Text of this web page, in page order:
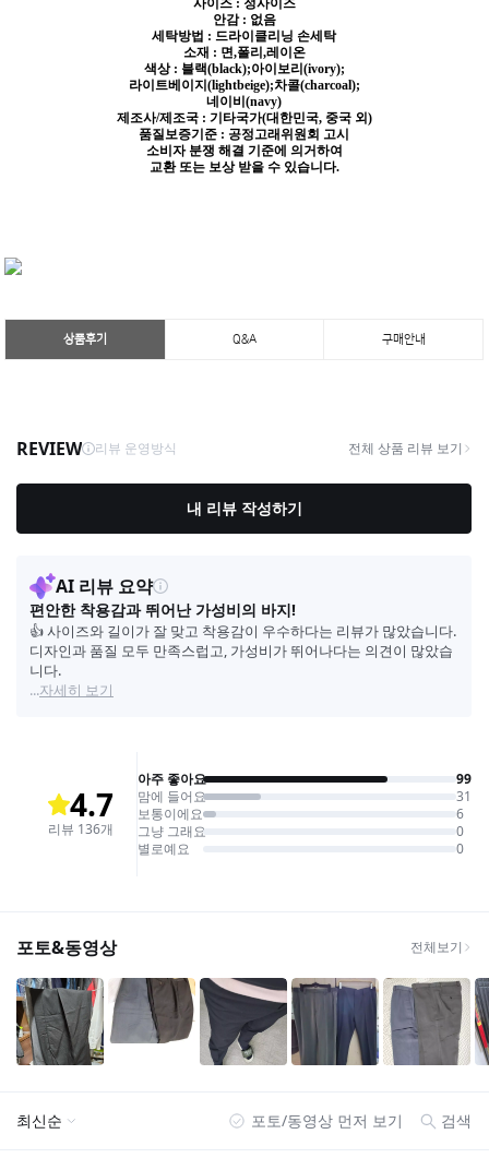
사이즈 : 정사이즈
안감 : 없음
세탁방법 : 드라이클리닝 손세탁
소재 : 면,폴리,레이온
색상 : 블랙(black);아이보리(ivory);
라이트베이지(lightbeige);차콜(charcoal);
네이비(navy)
제조사/제조국 : 기타국가(대한민국, 중국 외)
품질보증기준 : 공정고래위원회 고시
소비자 분쟁 해결 기준에 의거하여
교환 또는 보상 받을 수 있습니다.
상품후기 Q&A 구매안내